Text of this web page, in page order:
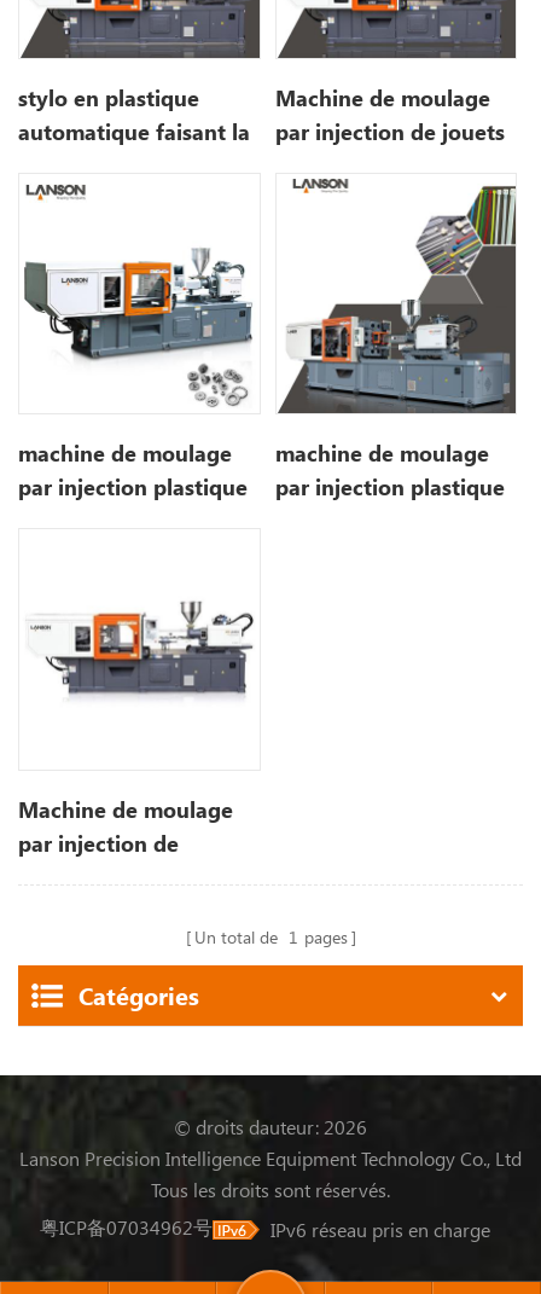
stylo en plastique
automatique faisant la
par injection
Machine de moulage
par injection de jouets
machine de moulage
par injection plastique
machine de moulage
par injection plastique
Machine de moulage
par injection de
Un total de 1 pages
Catégories
© droits dauteur: 2026
Lanson Precision Intelligence Equipment Technology Co., Ltd
Tous les droits sont réservés.
粤ICP备07034962号
IPv6 réseau pris en charge